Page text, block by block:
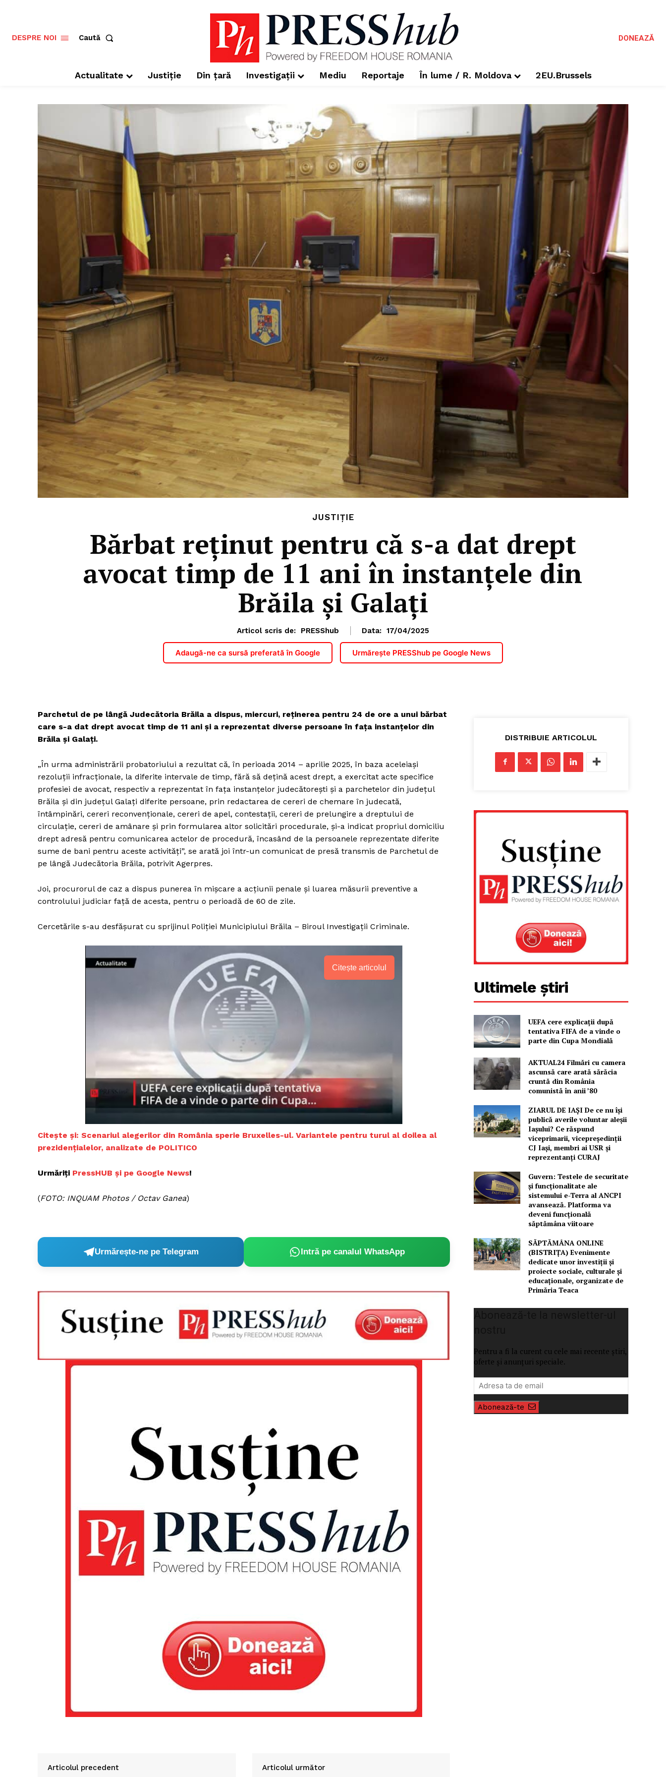
FREEDOM HOUSE
PRESShub
Despre noi / Echipa
Proiecte editoriale
DESPRE NOI Caută DONEAZĂ
Actualitate Justiție Din țară Investigații Mediu Reportaje În lume / R. Moldova 2EU.Brussels
JUSTIȚIE
Bărbat reţinut pentru că s-a dat drept
avocat timp de 11 ani în instanţele din
Brăila şi Galaţi
Articol scris de: PRESShub Data: 17/04/2025
Adaugă-ne ca sursă preferată în Google Urmărește PRESShub pe Google News
Parchetul de pe lângă Judecătoria Brăila a dispus, miercuri, reţinerea pentru 24 de ore a unui bărbat
care s-a dat drept avocat timp de 11 ani şi a reprezentat diverse persoane în faţa instanţelor din
Brăila şi Galaţi.
„În urma administrării probatoriului a rezultat că, în perioada 2014 – aprilie 2025, în baza aceleiaşi
rezoluţii infracţionale, la diferite intervale de timp, fără să deţină acest drept, a exercitat acte specifice
profesiei de avocat, respectiv a reprezentat în faţa instanţelor judecătoreşti şi a parchetelor din judeţul
Brăila şi din judeţul Galaţi diferite persoane, prin redactarea de cereri de chemare în judecată,
întâmpinări, cereri reconvenţionale, cereri de apel, contestaţii, cereri de prelungire a dreptului de
circulaţie, cereri de amânare şi prin formularea altor solicitări procedurale, şi-a indicat propriul domiciliu
drept adresă pentru comunicarea actelor de procedură, încasând de la persoanele reprezentate diferite
sume de bani pentru aceste activităţi”, se arată joi într-un comunicat de presă transmis de Parchetul de
pe lângă Judecătoria Brăila, potrivit Agerpres.
Joi, procurorul de caz a dispus punerea în mişcare a acţiunii penale şi luarea măsurii preventive a
controlului judiciar faţă de acesta, pentru o perioadă de 60 de zile.
Cercetările s-au desfăşurat cu sprijinul Poliţiei Municipiului Brăila – Biroul Investigaţii Criminale.
Citește articolul
Citește și: Scenariul alegerilor din România sperie Bruxelles-ul. Variantele pentru turul al doilea al
prezidențialelor, analizate de POLITICO
Urmăriți PressHUB și pe Google News!
(FOTO: INQUAM Photos / Octav Ganea)
Urmărește-ne pe Telegram Intră pe canalul WhatsApp
Articolul precedent Articolul următor
DISTRIBUIE ARTICOLUL
Ultimele știri
UEFA cere explicații după
tentativa FIFA de a vinde o
parte din Cupa Mondială
AKTUAL24 Filmări cu camera
ascunsă care arată sărăcia
cruntă din România
comunistă în anii ’80
ZIARUL DE IAȘI De ce nu își
publică averile voluntar aleșii
Iașului? Ce răspund
viceprimarii, vicepreședinții
CJ Iași, membri ai USR și
reprezentanți CURAJ
Guvern: Testele de securitate
și funcționalitate ale
sistemului e-Terra al ANCPI
avansează. Platforma va
deveni funcțională
săptămâna viitoare
SĂPTĂMÂNA ONLINE
(BISTRIȚA) Evenimente
dedicate unor investiții și
proiecte sociale, culturale și
educaționale, organizate de
Primăria Teaca
Pentru a fi la curent cu cele mai recente știri,
oferte și anunțuri speciale.
Abonează-te